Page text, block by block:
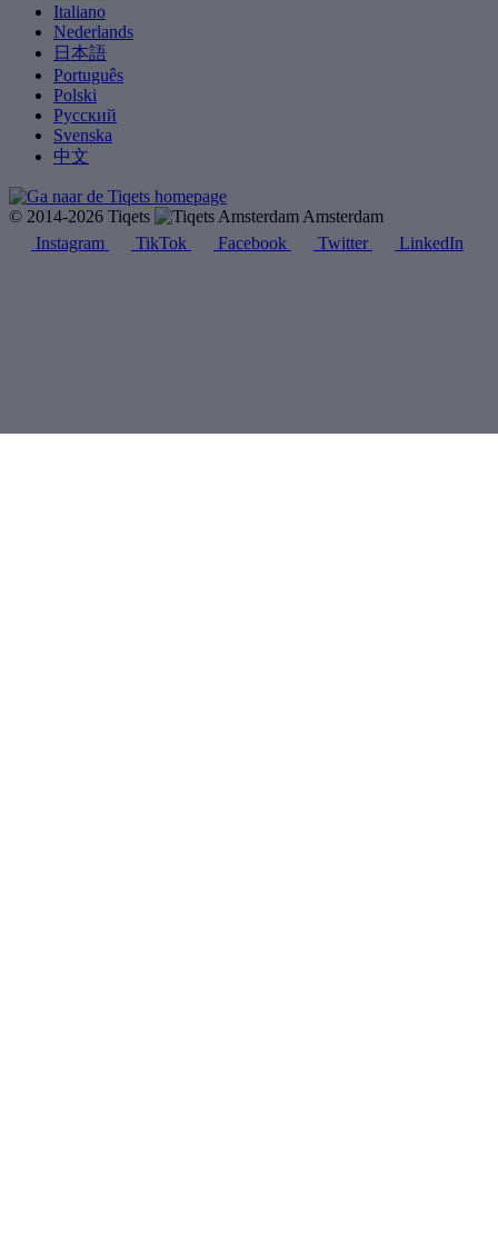
Italiano
Nederlands
日本語
Português
Polski
Русский
Svenska
中文
© 2014-2026 Tiqets
Amsterdam
Instagram
TikTok Facebook Twitter LinkedIn